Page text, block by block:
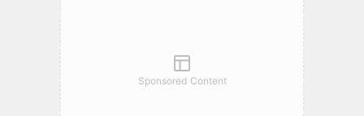
Sponsored Content